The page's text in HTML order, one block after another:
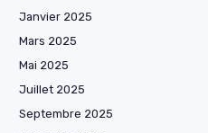
Janvier 2025
Mars 2025
Mai 2025
Juillet 2025
Septembre 2025